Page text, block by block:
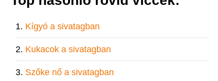
Kígyó a sivatagban
Kukacok a sivatagban
Szőke nő a sivatagban